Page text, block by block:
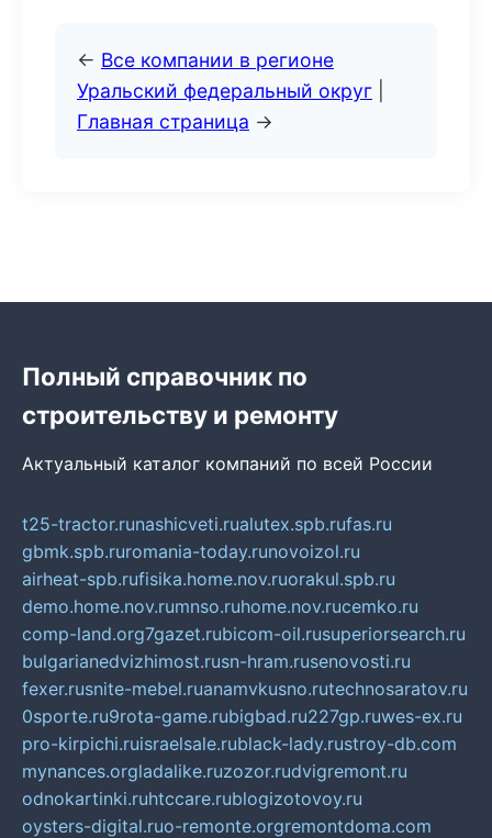
← Все компании в регионе
Уральский федеральный округ
Главная страница →
Полный справочник по
строительству и ремонту
Актуальный каталог компаний по всей России
t25-tractor.runashicveti.rualutex.spb.rufas.ru
gbmk.spb.ruromania-today.runovoizol.ru
airheat-spb.rufisika.home.nov.ruorakul.spb.ru
demo.home.nov.rumnso.ruhome.nov.rucemko.ru
comp-land.org7gazet.rubicom-oil.rusuperiorsearch.ru
bulgarianedvizhimost.rusn-hram.rusenovosti.ru
fexer.rusnite-mebel.ruanamvkusno.rutechnosaratov.ru
0sporte.ru9rota-game.rubigbad.ru227gp.ruwes-ex.ru
pro-kirpichi.ruisraelsale.rublack-lady.rustroy-db.com
mynances.orgladalike.ruzozor.rudvigremont.ru
odnokartinki.ruhtccare.rublogizotovoy.ru
oysters-digital.ruo-remonte.orgremontdoma.com